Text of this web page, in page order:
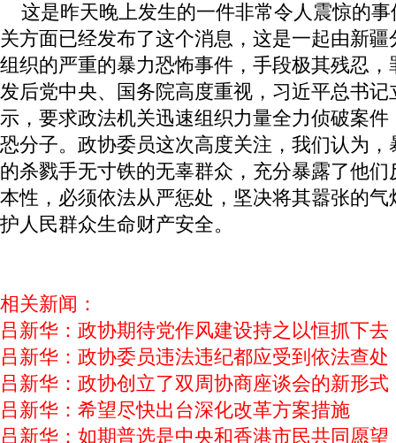
这是昨天晚上发生的一件非常令人震惊的事
关方面已经发布了这个消息，这是一起由新
组织的严重的暴力恐怖事件，手段极其残忍
发后党中央、国务院高度重视，习近平总书记
示，要求政法机关迅速组织力量全力侦破案
恐分子。政协委员这次高度关注，我们认为
的杀戮手无寸铁的无辜群众，充分暴露了他
本性，必须依法从严惩处，坚决将其嚣张的
护人民群众生命财产安全。
相关新闻：
吕新华：政协期待党作风建设持之以恒抓下去
吕新华：政协委员违法违纪都应受到依法查处
吕新华：政协创立了双周协商座谈会的新形式
吕新华：希望尽快出台深化改革方案措施
吕新华：如期普选是中央和香港市民共同愿望